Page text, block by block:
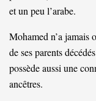
et un peu l’arabe.
Mohamed n’a jamais
de ses parents
possède aussi une
ancêtres.